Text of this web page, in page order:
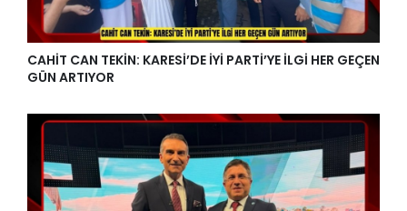
CAHİT CAN TEKİN: KARESİ’DE İYİ PARTİ’YE İLGİ HER GEÇEN
GÜN ARTIYOR